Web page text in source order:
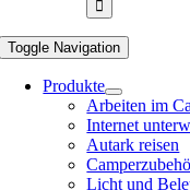
Toggle Navigation
Produkte
Arbeiten im
Internet
Autark reisen
Licht und